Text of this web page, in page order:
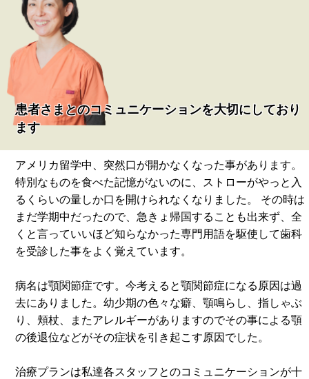
患者さまとのコミュニケーションを大切にしており
ます
アメリカ留学中、突然口が開かなくなった事があります。
特別なものを食べた記憶がないのに、ストローがやっと入
るくらいの量しか口を開けられなくなりました。 その時は
まだ学期中だったので、急きょ帰国することも出来ず、全
くと言っていいほど知らなかった専門用語を駆使して歯科
を受診した事をよく覚えています。
病名は顎関節症です。今考えると顎関節症になる原因は過
去にありました。幼少期の色々な癖、顎鳴らし、指しゃぶ
り、頬杖、またアレルギーがありますのでその事による顎
の後退位などがその症状を引き起こす原因でした。
治療プランは私達各スタッフとのコミュニケーションが十